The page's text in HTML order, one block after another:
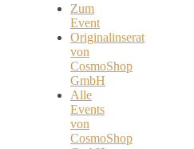
Zum
Event
Originalinserat
von
CosmoShop
GmbH
Alle
Events
von
CosmoShop